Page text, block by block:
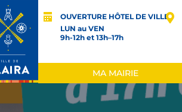
OUVERTURE HÔTEL DE VILLE
LUN au VEN
9h-12h et 13h–17h
MA MAIRIE